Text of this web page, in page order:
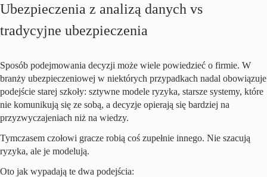
Ubezpieczenia z analizą danych vs
tradycyjne ubezpieczenia
Sposób podejmowania decyzji może wiele powiedzieć o firmie. W
branży ubezpieczeniowej w niektórych przypadkach nadal obowiązuje
podejście starej szkoły: sztywne modele ryzyka, starsze systemy, które
nie komunikują się ze sobą, a decyzje opierają się bardziej na
przyzwyczajeniach niż na wiedzy.
Tymczasem czołowi gracze robią coś zupełnie innego. Nie szacują
ryzyka, ale je modelują.
Oto jak wypadają te dwa podejścia: